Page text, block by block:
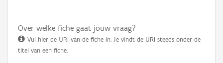
Over welke fiche gaat jouw vraag?
Vul hier de URI van de fiche in. Je vindt de URI steeds onder de
titel van een fiche.